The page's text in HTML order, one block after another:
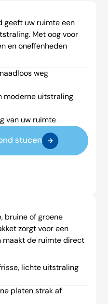
geeft uw ruimte een
Met oog voor
en oneffenheden
weg
moderne uitstraling
van uw ruimte
stucen
bruine of groene
zorgt voor een
maakt de ruimte direct
lichte uitstraling
platen strak af